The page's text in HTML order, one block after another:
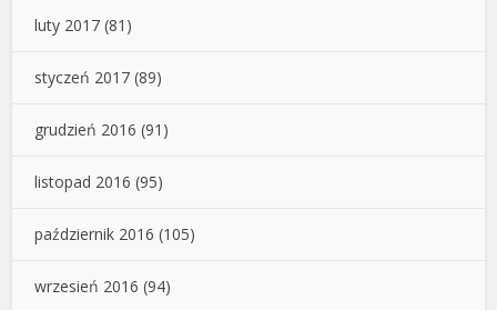
luty 2017 (81)
styczeń 2017 (89)
grudzień 2016 (91)
listopad 2016 (95)
październik 2016 (105)
wrzesień 2016 (94)